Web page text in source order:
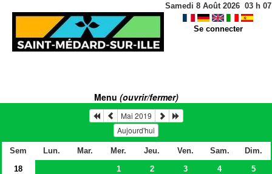
Samedi 8 Août 2026 03h 07
Se connecter
Menu (ouvrir/fermer)
Mai 2019
Aujourd'hui
Sem Lun. Mar. Mer. Jeu. Ven. Sam.
Dim.
18
1 2 3 4
5